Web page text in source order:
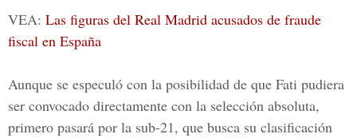
VEA: Las figuras del Real Madrid acusados de fraude
fiscal en España
Aunque se especuló con la posibilidad de que Fati pudiera
ser convocado directamente con la selección absoluta,
primero pasará por la sub-21, que busca su clasificación